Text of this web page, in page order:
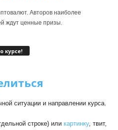
Авторов наиболее
ждут ценные призы.
курсе!
ситуации и направлении курса.
строке) или картинку, твит,